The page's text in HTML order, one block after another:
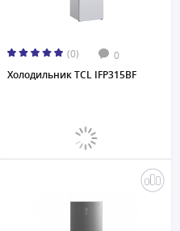
(0) 0
Холодильник TCL IFP315BF